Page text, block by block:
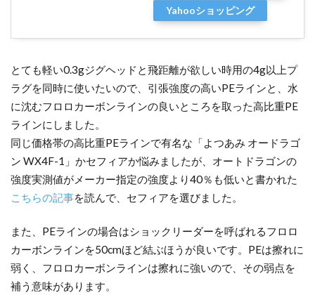
Yahooショッピング
とても軽い0.3gジグヘッドと飛距離が欲しい時用の4g以上プ
ラグを同時に使いたいので、引張強度の高いPEラインと、水
に沈むフロロカーボンラインの良いところを取った高比重PE
ラインにしました。
同じ価格帯の高比重PEラインで有名な「よつあみ オードラゴ
ン WX4F-1」かセフィアか悩みましたが、オートドラゴンの
強度実測値がメーカー指定の強度より40％も低いと書かれた
こちらの記事を読んで、セフィアを選びました。
また、PEラインの場合はショックリーダーを呼ばれるフロロ
カーボンラインを50cmほど結ぶほうが良いです。PEは擦れに
弱く、フロロカーボンラインは擦れに強いので、その弱点を
補う意味があります。